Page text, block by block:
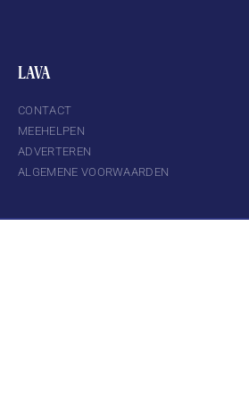
LAVA
CONTACT
MEEHELPEN
ADVERTEREN
ALGEMENE VOORWAARDEN